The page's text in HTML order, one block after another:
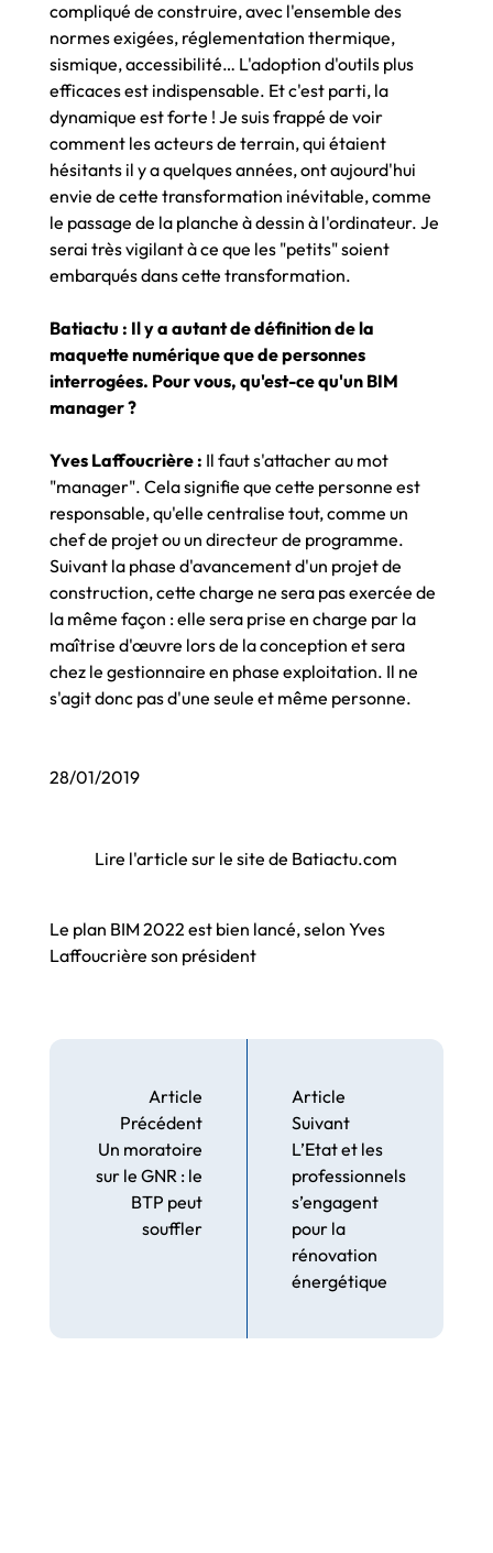
compliqué de construire, avec l'ensemble des
normes exigées, réglementation thermique,
sismique, accessibilité… L'adoption d'outils plus
efficaces est indispensable. Et c'est parti, la
dynamique est forte ! Je suis frappé de voir
comment les acteurs de terrain, qui étaient
hésitants il y a quelques années, ont aujourd'hui
envie de cette transformation inévitable, comme
le passage de la planche à dessin à l'ordinateur. Je
serai très vigilant à ce que les "petits" soient
embarqués dans cette transformation.
Batiactu : Il y a autant de définition de la
maquette numérique que de personnes
interrogées. Pour vous, qu'est-ce qu'un BIM
manager ?
Yves Laffoucrière : Il faut s'attacher au mot
"manager". Cela signifie que cette personne est
responsable, qu'elle centralise tout, comme un
chef de projet ou un directeur de programme.
Suivant la phase d'avancement d'un projet de
construction, cette charge ne sera pas exercée de
la même façon : elle sera prise en charge par la
maîtrise d'œuvre lors de la conception et sera
chez le gestionnaire en phase exploitation. Il ne
s'agit donc pas d'une seule et même personne.
28/01/2019
Lire l'article sur le site de Batiactu.com
Le plan BIM 2022 est bien lancé, selon Yves
Laffoucrière son président
Article
Précédent
Un moratoire
sur le GNR : le
BTP peut
souffler
Article
Suivant
L’Etat et les
professionnels
s’engagent
pour la
rénovation
énergétique